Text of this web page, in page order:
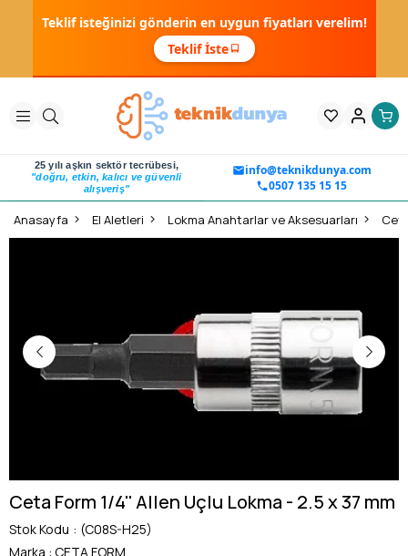
Teklif isteğinizi gönderin en uygun fiyatları verelim!
Teklif İste
25 yılı aşkın sektör tecrübesi,
"doğru, etkin, kalıcı ve güvenli
alışveriş"
info@teknikdunya.com
0507 135 15 15
Anasayfa El Aletleri Lokma Anahtarlar ve Aksesuarları
Ceta Form 1/4'' Allen Uçlu Lokma - 2.5 x 37 mm
Stok Kodu
(C08S-H25)
Marka : CETA FORM